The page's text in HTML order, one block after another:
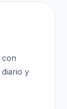
con
y